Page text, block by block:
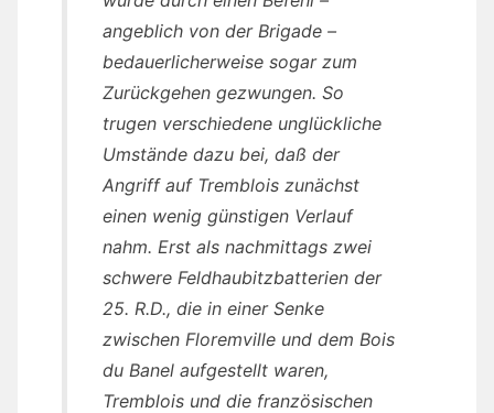
angeblich von der Brigade –
bedauerlicherweise sogar zum
Zurückgehen gezwungen. So
trugen verschiedene unglückliche
Umstände dazu bei, daß der
Angriff auf Tremblois zunächst
einen wenig günstigen Verlauf
nahm. Erst als nachmittags zwei
schwere Feldhaubitzbatterien der
25. R.D., die in einer Senke
zwischen Floremville und dem Bois
du Banel aufgestellt waren,
Tremblois und die französischen